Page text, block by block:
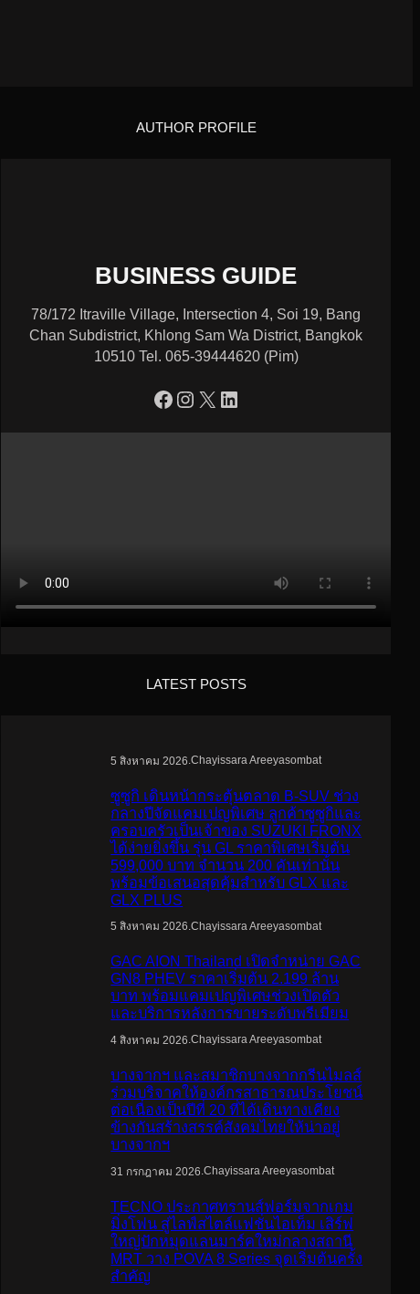
AUTHOR PROFILE
BUSINESS GUIDE
78/172 Itraville Village, Intersection 4, Soi 19, Bang
Chan Subdistrict, Khlong Sam Wa District, Bangkok
10510 Tel. 065-39444620 (Pim)
https://www.facebook.com/profile.php?id=100090086432719 Instagram X LinkedIn
LATEST POSTS
5 สิงหาคม 2026.Chayissara Areeyasombat
ซูซูกิ เดินหน้ากระตุ้นตลาด B-SUV ช่วง
กลางปีจัดแคมเปญพิเศษ ลูกค้าซูซูกิและ
ครอบครัวเป็นเจ้าของ SUZUKI FRONX
ได้ง่ายยิ่งขึ้น รุ่น GL ราคาพิเศษเริ่มต้น
599,000 บาท จำนวน 200 คันเท่านั้น
พร้อมข้อเสนอสุดคุ้มสำหรับ GLX และ
GLX PLUS
5 สิงหาคม 2026 .Chayissara Areeyasombat
GAC AION Thailand เปิดจำหน่าย GAC
GN8 PHEV ราคาเริ่มต้น 2.199 ล้าน
บาท พร้อมแคมเปญพิเศษช่วงเปิดตัว
และบริการหลังการขายระดับพรีเมียม
4 สิงหาคม 2026.Chayissara Areeyasombat
บางจากฯ และสมาชิกบางจากกรีนไมลส์
ร่วมบริจาคให้องค์กรสาธารณประโยชน์
ต่อเนื่องเป็นปีที่ 20 ที่ได้เดินทางเคียง
ข้างกันสร้างสรรค์สังคมไทยให้น่าอยู่
บางจากฯ
31 กรกฎาคม 2026.Chayissara Areeyasombat
TECNO ประกาศทรานส์ฟอร์มจากเกม
มิ่งโฟน สู่ไลฟ์สไตล์แฟชั่นไอเท็ม เสิร์ฟ
ใหญ่ปักหมุดแลนมาร์คใหม่กลางสถานี
MRT วาง POVA 8 Series จุดเริ่มต้นครั้ง
สำคัญ